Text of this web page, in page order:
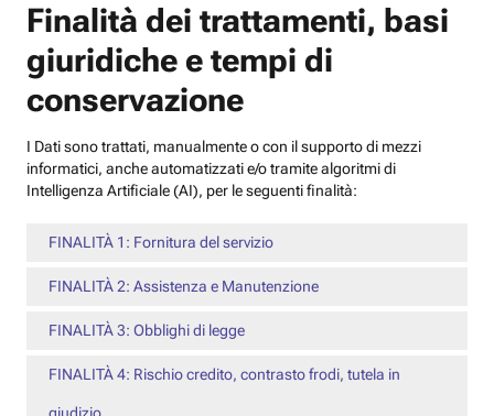
Finalità dei trattamenti, basi
giuridiche e tempi di
conservazione
I Dati sono trattati, manualmente o con il supporto di mezzi
informatici, anche automatizzati e/o tramite algoritmi di
Intelligenza Artificiale (AI), per le seguenti finalità:
FINALITÀ 1: Fornitura del servizio
FINALITÀ 2: Assistenza e Manutenzione
FINALITÀ 3: Obblighi di legge
FINALITÀ 4: Rischio credito, contrasto frodi, tutela in